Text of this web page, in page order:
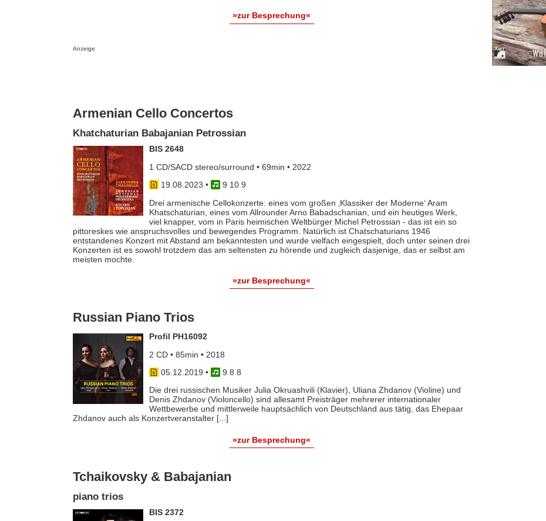
»zur Besprechung«
Anzeige
Armenian Cello Concertos
Khatchaturian Babajanian Petrossian
BIS 2648
1 CD/SACD stereo/surround • 69min • 2022
19.08.2023 •
9 10 9
Drei armenische Cellokonzerte: eines vom großen ‚Klassiker der Moderne‘ Aram
Khatschaturian, eines vom Allrounder Arno Babadschanian, und ein heutiges Werk,
viel knapper, vom in Paris heimischen Weltbürger Michel Petrossian - das ist ein so
pittoreskes wie anspruchsvolles und bewegendes Programm. Natürlich ist Chatschaturians 1946
entstandenes Konzert mit Abstand am bekanntesten und wurde vielfach eingespielt, doch unter seinen drei
Konzerten ist es sowohl trotzdem das am seltensten zu hörende und zugleich dasjenige, das er selbst am
meisten mochte.
»zur Besprechung«
Russian Piano Trios
Profil PH16092
2 CD • 85min • 2018
05.12.2019 •
9 8 8
Die drei russischen Musiker Julia Okruashvili (Klavier), Uliana Zhdanov (Violine) und
Denis Zhdanov (Violoncello) sind allesamt Preisträger mehrerer internationaler
Wettbewerbe und mittlerweile hauptsächlich von Deutschland aus tätig, das Ehepaar
Zhdanov auch als Konzertveranstalter [...]
»zur Besprechung«
Tchaikovsky & Babajanian
piano trios
BIS 2372